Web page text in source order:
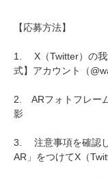
【応募方法】
1. X（Twitter）の
式】アカウント（
2. ARフォトフレー
影
3. 注意事項を確認し
AR」をつけてX（